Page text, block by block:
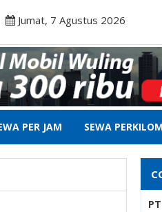
Jumat, 7 Agustus 2026
PER JAM SEWA